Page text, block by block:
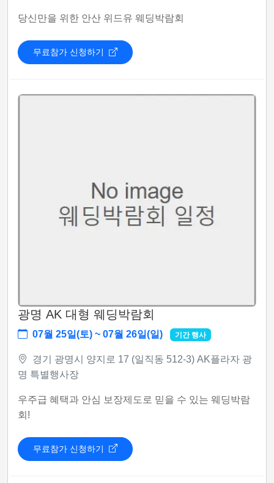
당신만을 위한 안산 위드유 웨딩박람회
무료참가 신청하기
광명 AK 대형 웨딩박람회
07월 25일(토) ~ 07월 26일(일) 기간 행사
경기 광명시 양지로 17 (일직동 512-3) AK플라자 광
명 특별행사장
우주급 혜택과 안심 보장제도로 믿을 수 있는 웨딩박람
회!
무료참가 신청하기